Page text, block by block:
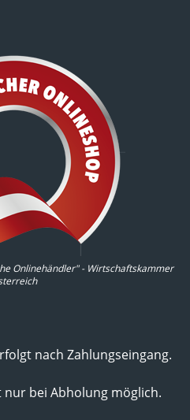
Onlinehändler" - Wirtschaftskammer
nach Zahlungseingang.
nur bei Abholung möglich.